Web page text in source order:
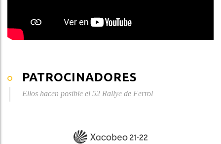
PATROCINADORES
Ellos hacen posible el 52 Rallye de Ferrol